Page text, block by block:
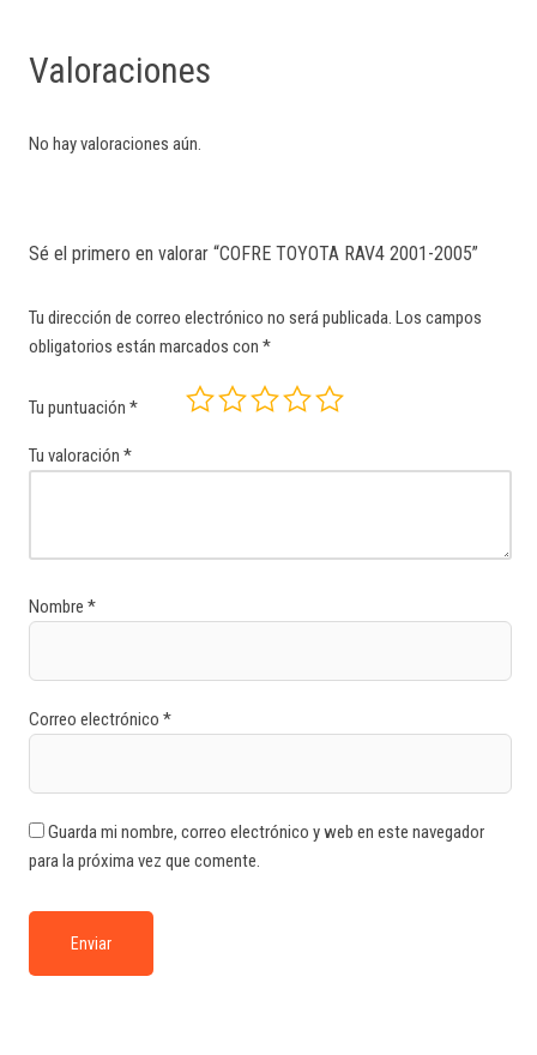
Valoraciones
No hay valoraciones aún.
Sé el primero en valorar “COFRE TOYOTA RAV4 2001-2005”
Tu dirección de correo electrónico no será publicada. Los campos
obligatorios están marcados con *
Tu puntuación *
Tu valoración *
Nombre *
Correo electrónico *
Guarda mi nombre, correo electrónico y web en este navegador
para la próxima vez que comente.